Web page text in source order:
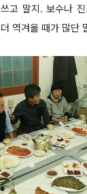
고 말지. 보수나
역겨울 때가 많단